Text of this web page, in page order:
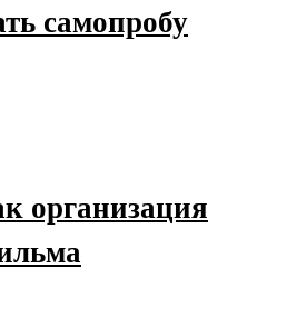
самопробу
организация